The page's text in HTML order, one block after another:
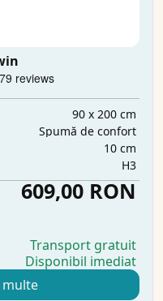
90 x 200 cm
Spumă de confort
10 cm
H3
609,00 RON
Transport gratuit
Disponibil imediat